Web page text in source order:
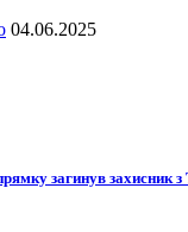
04.06.2025
загинув захисник з